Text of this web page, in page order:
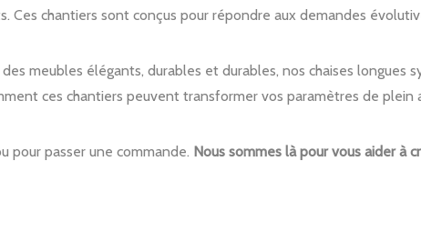
Ces chantiers sont conçus pour répondre aux demandes
meubles élégants, durables et durables, nos chaises
ces chantiers peuvent transformer vos paramètres de
pour passer une commande. Nous sommes là pour vous aider à